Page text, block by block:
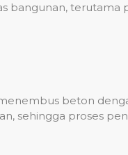
bangunan, terutama
beton
sehingga proses